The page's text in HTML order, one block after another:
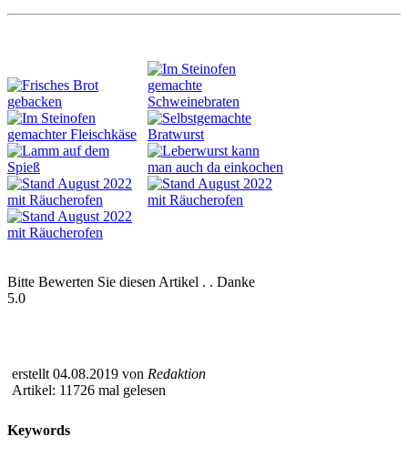
Bitte Bewerten Sie diesen Artikel . . Danke
5.0
erstellt 04.08.2019 von Redaktion
Artikel: 11726 mal gelesen
Keywords